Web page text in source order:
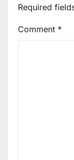
Required
Comment *